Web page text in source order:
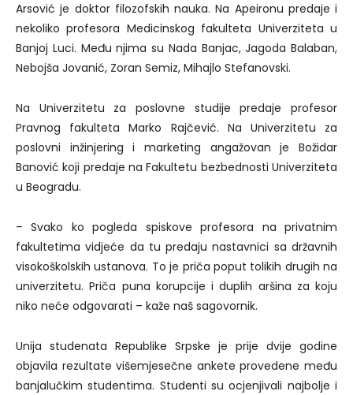
Arsović je doktor filozofskih nauka. Na Apeironu predaje i
nekoliko profesora Medicinskog fakulteta Univerziteta u
Banjoj Luci. Među njima su Nada Banjac, Jagoda Balaban,
Nebojša Jovanić, Zoran Semiz, Mihajlo Stefanovski.
Na Univerzitetu za poslovne studije predaje profesor
Pravnog fakulteta Marko Rajčević. Na Univerzitetu za
poslovni inžinjering i marketing angažovan je Božidar
Banović koji predaje na Fakultetu bezbednosti Univerziteta
u Beogradu.
– Svako ko pogleda spiskove profesora na privatnim
fakultetima vidjeće da tu predaju nastavnici sa državnih
visokoškolskih ustanova. To je priča poput tolikih drugih na
univerzitetu. Priča puna korupcije i duplih aršina za koju
niko neće odgovarati – kaže naš sagovornik.
Unija studenata Republike Srpske je prije dvije godine
objavila rezultate višemjesečne ankete provedene među
banjalučkim studentima. Studenti su ocjenjivali najbolje i